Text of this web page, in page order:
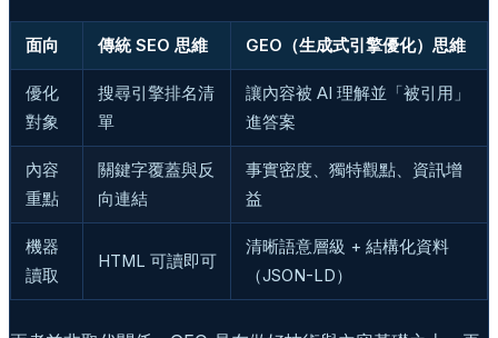
面向 傳統 SEO 思維 GEO（生成式引擎優化）思維
優化
對象
搜尋引擎排名清
單
讓內容被 AI 理解並「被引用」
進答案
內容
重點
關鍵字覆蓋與反
向連結
事實密度、獨特觀點、資訊增
益
機器
讀取
HTML 可讀即可
清晰語意層級 + 結構化資料
（JSON-LD）